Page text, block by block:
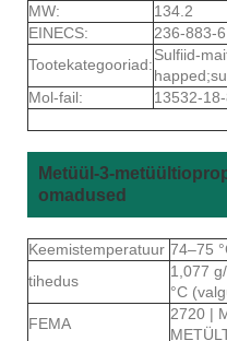
MW:
134.2
EINECS:
236-883-6
Tootekategooriad:
Sulfiid-
Mol-fail:
13532-
Metüül-3-
omadused
Keemistemperatuur 74–75
tihedus
1,077
°C
FEMA
2720 ​​|